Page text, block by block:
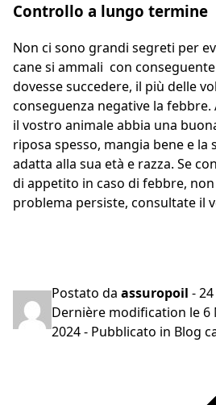
Controllo a lungo termine
Non ci sono grandi segreti per
cane si ammali con
dovesse succedere, il più delle
conseguenza negative la
il vostro animale abbia una
riposa spesso, mangia bene e la
adatta alla sua età e razza. Se
di appetito in caso di febbre,
problema persiste, consultate il
Postato da assuropoil -
Dernière modification le 6
2024- Pubblicato in Blog